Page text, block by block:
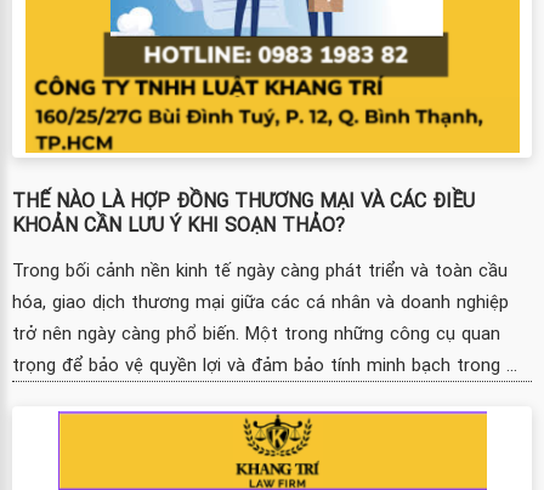
THẾ NÀO LÀ HỢP ĐỒNG THƯƠNG MẠI VÀ CÁC ĐIỀU
KHOẢN CẦN LƯU Ý KHI SOẠN THẢO?
Trong bối cảnh nền kinh tế ngày càng phát triển và toàn cầu
hóa, giao dịch thương mại giữa các cá nhân và doanh nghiệp
trở nên ngày càng phổ biến. Một trong những công cụ quan
trọng để bảo vệ quyền lợi và đảm bảo tính minh bạch trong ...